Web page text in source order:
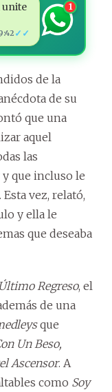
unite
✓✓
1
de la
de su
que una
aquel
las
y que incluso le
vez, relató,
y ella le
que deseaba
Regreso, el
de una
que
Un Beso,
Ascensor. A
como Soy